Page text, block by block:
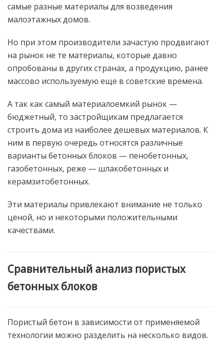
самые разные материалы для возведения
малоэтажных домов.
Но при этом производители зачастую продвигают
на рынок не те материалы, которые давно
опробованы в других странах, а продукцию, ранее
массово используемую еще в советские времена.
А так как самый материалоемкий рынок —
бюджетный, то застройщикам предлагается
строить дома из наиболее дешевых материалов. К
ним в первую очередь относятся различные
варианты бетонных блоков — пенобетонных,
газобетонных, реже — шлакобетонных и
керамзитобетонных.
Эти материалы привлекают внимание не только
ценой, но и некоторыми положительными
качествами.
Сравнительный анализ пористых
бетонных блоков
Пористый бетон в зависимости от применяемой
технологии можно разделить на несколько видов.